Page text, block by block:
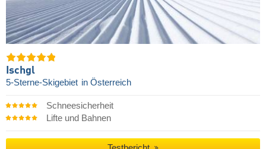
Ischgl
5-Sterne-Skigebiet in Österreich
Schneesicherheit
Lifte und Bahnen